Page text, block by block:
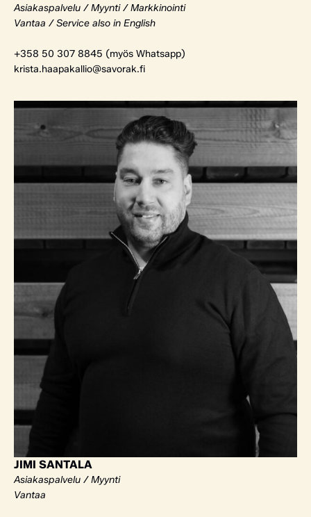
Asiakaspalvelu / Myynti / Markkinointi
Vantaa / Service also in English
+358 50 307 8845 (myös Whatsapp)
krista.haapakallio@savorak.fi
JIMI SANTALA
Asiakaspalvelu / Myynti
Vantaa